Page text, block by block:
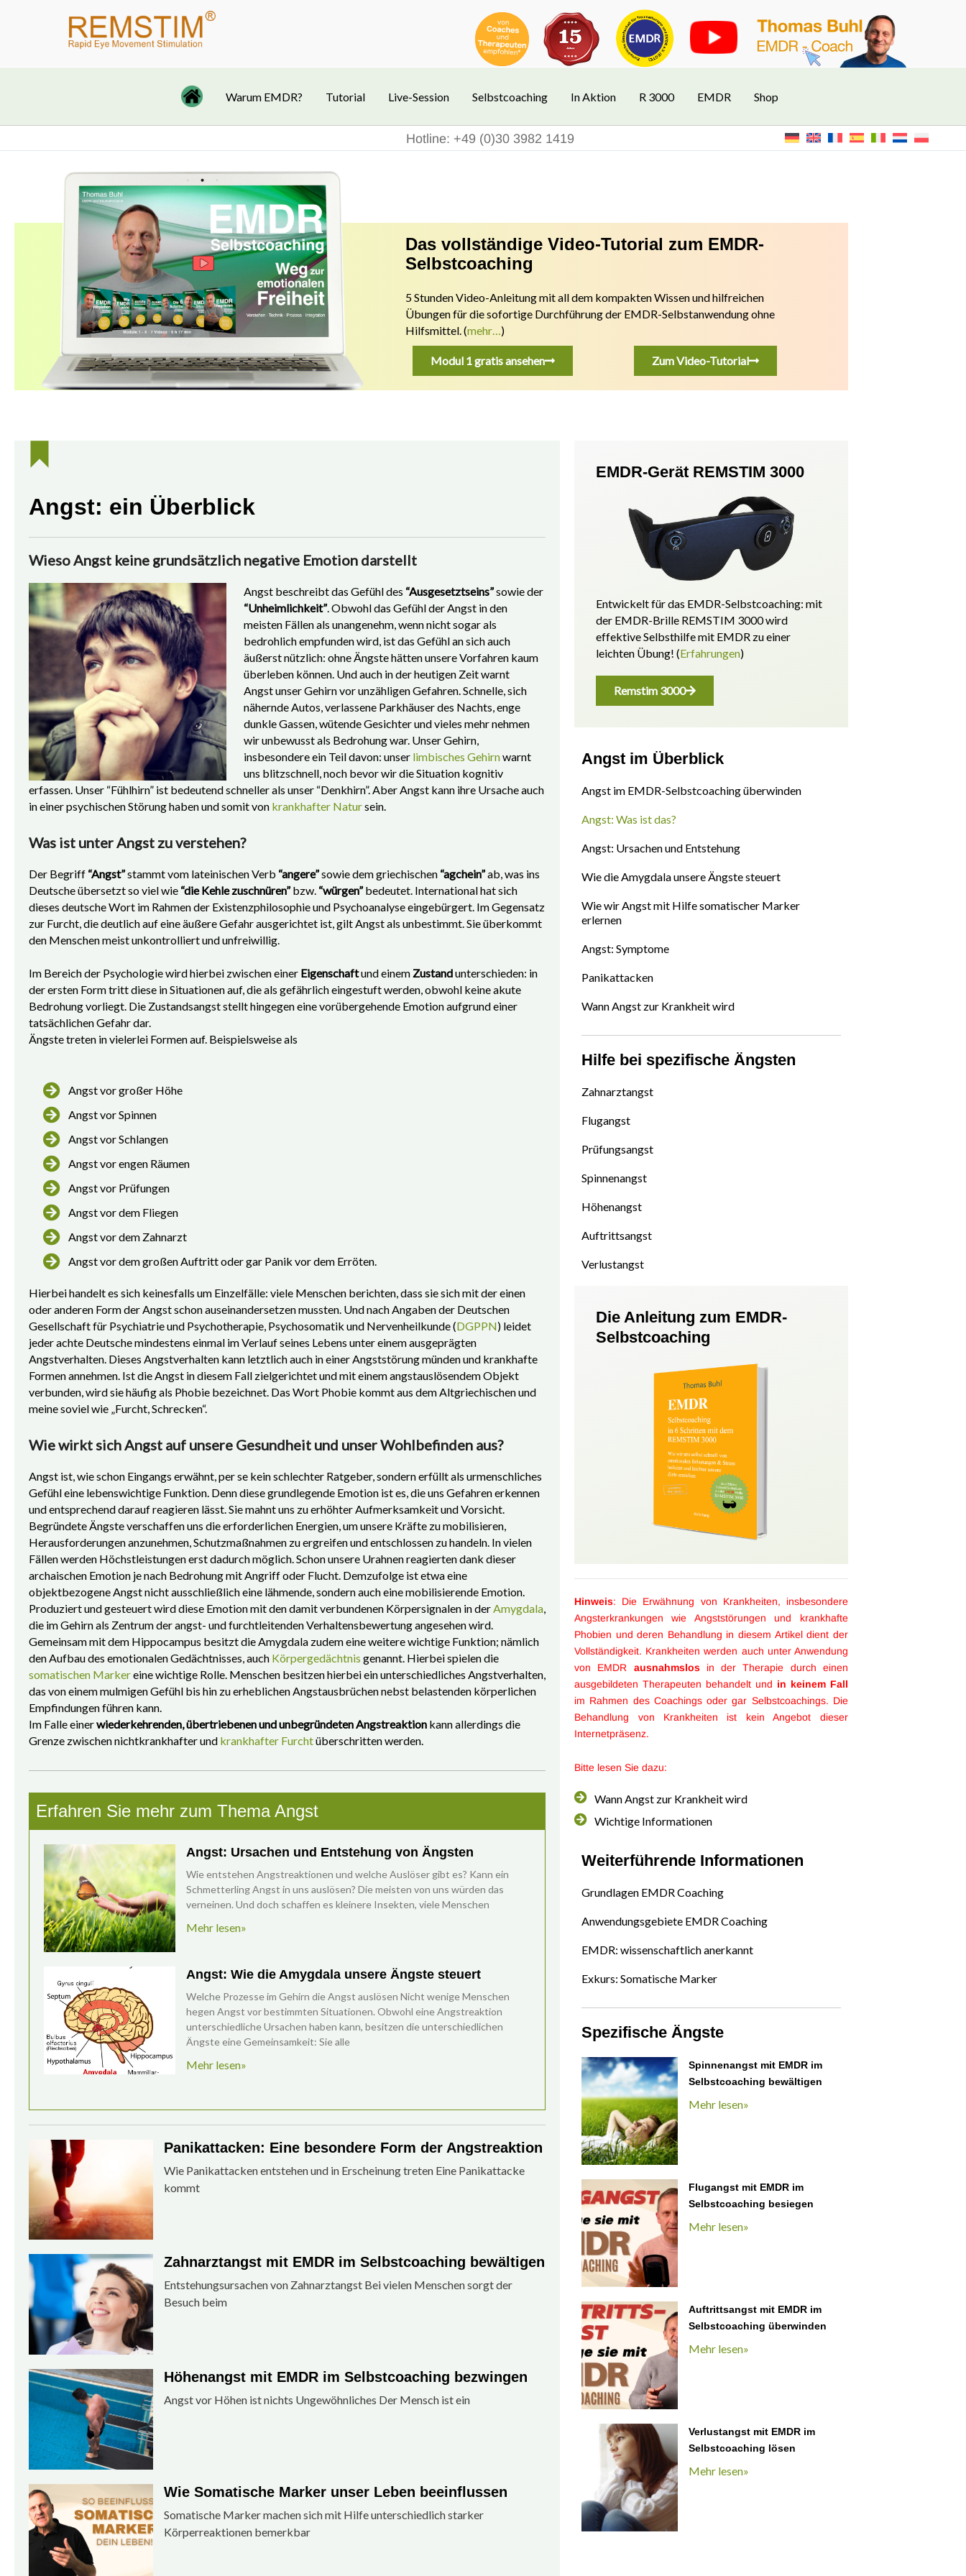
Warum EMDR? Tutorial Live-Session Selbstcoaching In Aktion R 3000 EMDR Shop
Hotline: +49 (0)30 3982 1419
Das vollständige Video-Tutorial zum EMDR-
Selbstcoaching
5 Stunden Video-Anleitung mit all dem kompakten Wissen und hilfreichen
Übungen für die sofortige Durchführung der EMDR-Selbstanwendung ohne
Hilfsmittel. (mehr… )
Modul 1 gratis ansehen Zum Video-Tutorial
Angst: ein Überblick
Wieso Angst keine grundsätzlich negative Emotion darstellt
Angst beschreibt das Gefühl des “Ausgesetztseins”sowie der
“Unheimlichkeit”. Obwohl das Gefühl der Angst in den
meisten Fällen als unangenehm, wenn nicht sogar als
bedrohlich empfunden wird, ist das Gefühl an sich auch
äußerst nützlich: ohne Ängste hätten unsere Vorfahren kaum
überleben können. Und auch in der heutigen Zeit warnt
Angst unser Gehirn vor unzähligen Gefahren. Schnelle, sich
nähernde Autos, verlassene Parkhäuser des Nachts, enge
dunkle Gassen, wütende Gesichter und vieles mehr nehmen
wir unbewusst als Bedrohung war. Unser Gehirn,
insbesondere ein Teil davon: unser limbisches Gehirnwarnt
uns blitzschnell, noch bevor wir die Situation kognitiv
erfassen. Unser “Fühlhirn” ist bedeutend schneller als unser “Denkhirn”. Aber Angst kann ihre Ursache auch
in einer psychischen Störung haben und somit von krankhafter Natursein.
Was ist unter Angst zu verstehen?
Der Begriff “Angst”stammt vom lateinischen Verb “angere”sowie dem griechischen “agchein”ab, was ins
Deutsche übersetzt so viel wie “die Kehle zuschnüren”bzw. “würgen”bedeutet. International hat sich
dieses deutsche Wort im Rahmen der Existenzphilosophie und Psychoanalyse eingebürgert. Im Gegensatz
zur Furcht, die deutlich auf eine äußere Gefahr ausgerichtet ist, gilt Angst als unbestimmt. Sie überkommt
den Menschen meist unkontrolliert und unfreiwillig.
Im Bereich der Psychologie wird hierbei zwischen einer Eigenschaftund einem Zustandunterschieden: in
der ersten Form tritt diese in Situationen auf, die als gefährlich eingestuft werden, obwohl keine akute
Bedrohung vorliegt. Die Zustandsangst stellt hingegen eine vorübergehende Emotion aufgrund einer
tatsächlichen Gefahr dar.
Ängste treten in vielerlei Formen auf. Beispielsweise als
Angst vor großer Höhe
Angst vor Spinnen
Angst vor Schlangen
Angst vor engen Räumen
Angst vor Prüfungen
Angst vor dem Fliegen
Angst vor dem Zahnarzt
Angst vor dem großen Auftritt oder gar Panik vor dem Erröten.
Hierbei handelt es sich keinesfalls um Einzelfälle: viele Menschen berichten, dass sie sich mit der einen
oder anderen Form der Angst schon auseinandersetzen mussten. Und nach Angaben der Deutschen
Gesellschaft für Psychiatrie und Psychotherapie, Psychosomatik und Nervenheilkunde (DGPPN) leidet
jeder achte Deutsche mindestens einmal im Verlauf seines Lebens unter einem ausgeprägten
Angstverhalten. Dieses Angstverhalten kann letztlich auch in einer Angststörung münden und krankhafte
Formen annehmen. Ist die Angst in diesem Fall zielgerichtet und mit einem angstauslösendem Objekt
verbunden, wird sie häufig als Phobie bezeichnet. Das Wort Phobie kommt aus dem Altgriechischen und
meine soviel wie „Furcht, Schrecken“.
Wie wirkt sich Angst auf unsere Gesundheit und unser Wohlbefinden aus?
Angst ist, wie schon Eingangs erwähnt, per se kein schlechter Ratgeber, sondern erfüllt als urmenschliches
Gefühl eine lebenswichtige Funktion. Denn diese grundlegende Emotion ist es, die uns Gefahren erkennen
und entsprechend darauf reagieren lässt. Sie mahnt uns zu erhöhter Aufmerksamkeit und Vorsicht.
Begründete Ängste verschaffen uns die erforderlichen Energien, um unsere Kräfte zu mobilisieren,
Herausforderungen anzunehmen, Schutzmaßnahmen zu ergreifen und entschlossen zu handeln. In vielen
Fällen werden Höchstleistungen erst dadurch möglich. Schon unsere Urahnen reagierten dank dieser
archaischen Emotion je nach Bedrohung mit Angriff oder Flucht. Demzufolge ist etwa eine
objektbezogene Angst nicht ausschließlich eine lähmende, sondern auch eine mobilisierende Emotion.
Produziert und gesteuert wird diese Emotion mit den damit verbundenen Körpersignalen in der Amygdala
die im Gehirn als Zentrum der angst- und furchtleitenden Verhaltensbewertung angesehen wird.
Gemeinsam mit dem Hippocampus besitzt die Amygdala zudem eine weitere wichtige Funktion; nämlich
den Aufbau des emotionalen Gedächtnisses, auch Körpergedächtnis genannt. Hierbei spielen die
somatischen Markereine wichtige Rolle. Menschen besitzen hierbei ein unterschiedliches Angstverhalten,
das von einem mulmigen Gefühl bis hin zu erheblichen Angstausbrüchen nebst belastenden körperlichen
Empfindungen führen kann.
Im Falle einerwiederkehrenden, übertriebenen und unbegründeten Angstreaktion kann allerdings die
Grenze zwischen nichtkrankhafter und krankhafter Furchtüberschritten werden.
Erfahren Sie mehr zum Thema Angst
Angst: Ursachen und Entstehung von Ängsten
Wie entstehen Angstreaktionen und welche Auslöser gibt es? Kann ein
Schmetterling Angst in uns auslösen? Die meisten von uns würden das
verneinen. Und doch schaffen es kleinere Insekten, viele Menschen
Mehr lesen»
Angst: Wie die Amygdala unsere Ängste steuert
Welche Prozesse im Gehirn die Angst auslösen Nicht wenige Menschen
hegen Angst vor bestimmten Situationen. Obwohl eine Angstreaktion
unterschiedliche Ursachen haben kann, besitzen die unterschiedlichen
Ängste eine Gemeinsamkeit: Sie alle
Mehr lesen»
Panikattacken: Eine besondere Form der Angstreaktion
Wie Panikattacken entstehen und in Erscheinung treten Eine Panikattacke
kommt
Zahnarztangst mit EMDR im Selbstcoaching bewältigen
Entstehungsursachen von Zahnarztangst Bei vielen Menschen sorgt der
Besuch beim
Höhenangst mit EMDR im Selbstcoaching bezwingen
Angst vor Höhen ist nichts Ungewöhnliches Der Mensch ist ein
Wie Somatische Marker unser Leben beeinflussen
Somatische Marker machen sich mit Hilfe unterschiedlich starker
Körperreaktionen bemerkbar
EMDR-Gerät REMSTIM 3000
Entwickelt für das EMDR-Selbstcoaching: mit
der EMDR-Brille REMSTIM 3000 wird
effektive Selbsthilfe mit EMDR zu einer
leichten Übung! (Erfahrungen)
Remstim 3000
Angst im Überblick
Angst im EMDR-Selbstcoaching überwinden
Angst: Was ist das?
Angst: Ursachen und Entstehung
Wie die Amygdala unsere Ängste steuert
Wie wir Angst mit Hilfe somatischer Marker
erlernen
Angst: Symptome
Panikattacken
Wann Angst zur Krankheit wird
Hilfe bei spezifische Ängsten
Zahnarztangst
Flugangst
Prüfungsangst
Spinnenangst
Höhenangst
Auftrittsangst
Verlustangst
Die Anleitung zum EMDR-
Selbstcoaching
Hinweis: Die Erwähnung von Krankheiten, insbesondere
Angsterkrankungen wie Angststörungen und krankhafte
Phobien und deren Behandlung in diesem Artikel dient der
Vollständigkeit. Krankheiten werden auch unter Anwendung
von EMDR ausnahmslosin der Therapie durch einen
ausgebildeten Therapeuten behandelt und in keinem Fall
im Rahmen des Coachings oder gar Selbstcoachings. Die
Behandlung von Krankheiten ist kein Angebot dieser
Internetpräsenz.
Bitte lesen Sie dazu:
Wann Angst zur Krankheit wird
Wichtige Informationen
Weiterführende Informationen
Grundlagen EMDR Coaching
Anwendungsgebiete EMDR Coaching
EMDR: wissenschaftlich anerkannt
Exkurs: Somatische Marker
Spezifische Ängste
Spinnenangst mit EMDR im
Selbstcoaching bewältigen
Mehr lesen»
Flugangst mit EMDR im
Selbstcoaching besiegen
Mehr lesen»
Auftrittsangst mit EMDR im
Selbstcoaching überwinden
Mehr lesen»
Verlustangst mit EMDR im
Selbstcoaching lösen
Mehr lesen»